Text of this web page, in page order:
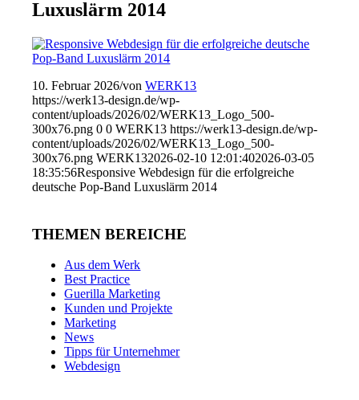
Luxuslärm 2014
10. Februar 2026/vonWERK13
https://werk13-design.de/wp-
content/uploads/2026/02/WERK13_Logo_500-
300x76.png 0 0 WERK13 https://werk13-design.de/wp-
content/uploads/2026/02/WERK13_Logo_500-
300x76.png WERK132026-02-10 12:01:402026-03-05
18:35:56Responsive Webdesign für die erfolgreiche
deutsche Pop-Band Luxuslärm 2014
THEMEN BEREICHE
Aus dem Werk
Best Practice
Guerilla Marketing
Kunden und Projekte
Marketing
News
Tipps für Unternehmer
Webdesign